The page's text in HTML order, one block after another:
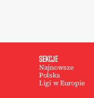
SEKCJE
Najnowsze
Polska
Ligi w Europie